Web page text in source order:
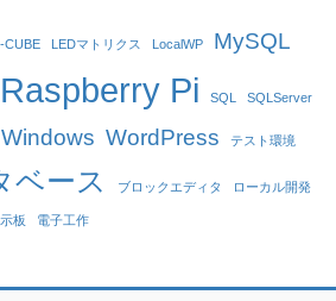
CUBE LEDマトリクス LocalWP MySQL
Raspberry Pi SQL SQLServer
Windows WordPress テスト環境
ベース ブロックエディタ ローカル開発
板 電子工作